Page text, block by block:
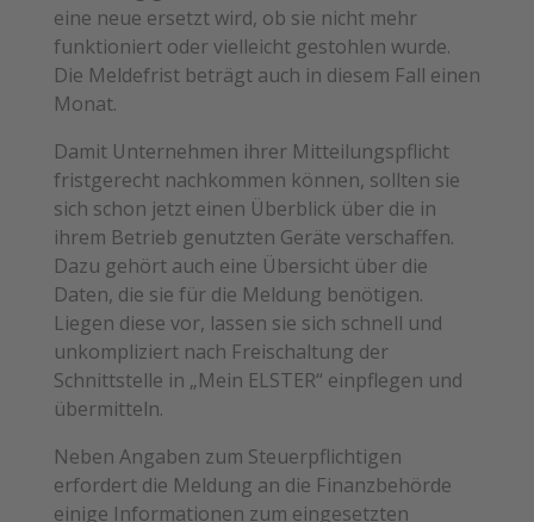
eine neue ersetzt wird, ob sie nicht mehr
funktioniert oder vielleicht gestohlen wurde.
Die Meldefrist beträgt auch in diesem Fall einen
Monat.
Damit Unternehmen ihrer Mitteilungspflicht
fristgerecht nachkommen können, sollten sie
sich schon jetzt einen Überblick über die in
ihrem Betrieb genutzten Geräte verschaffen.
Dazu gehört auch eine Übersicht über die
Daten, die sie für die Meldung benötigen.
Liegen diese vor, lassen sie sich schnell und
unkompliziert nach Freischaltung der
Schnittstelle in „Mein ELSTER“ einpflegen und
übermitteln.
Neben Angaben zum Steuerpflichtigen
erfordert die Meldung an die Finanzbehörde
einige Informationen zum eingesetzten